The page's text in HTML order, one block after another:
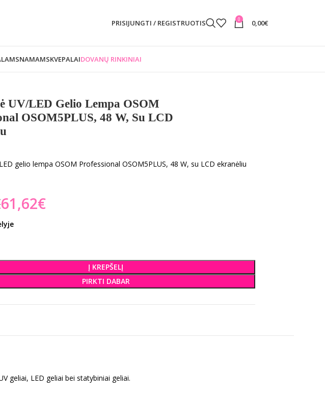
PRISIJUNGTI / REGISTRUOTIS 0 0,00€
NAMAMSKVEPALAIDOVANŲ RINKINIAI
UV/LED Gelio Lempa OSOM
OSOM5PLUS, 48 W, Su LCD
gelio lempa OSOM Professional OSOM5PLUS, 48 W, su LCD ekranėliu
61,62€
Į KREPŠELĮ
PIRKTI DABAR
geliai, LED geliai bei statybiniai geliai.